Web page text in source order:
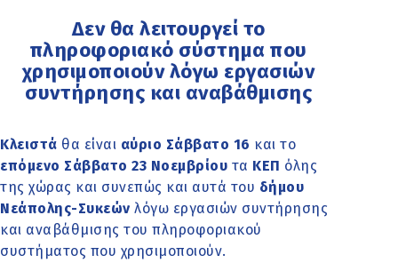
Δεν θα λειτουργεί το
πληροφοριακό σύστημα που
χρησιμοποιούν λόγω εργασιών
συντήρησης και αναβάθμισης
Κλειστά θα είναι αύριο Σάββατο 16 και το
επόμενο Σάββατο 23 Νοεμβρίου τα ΚΕΠ όλης
της χώρας και συνεπώς και αυτά του δήμου
Νεάπολης-Συκεών λόγω εργασιών συντήρησης
και αναβάθμισης του πληροφοριακού
συστήματος που χρησιμοποιούν.